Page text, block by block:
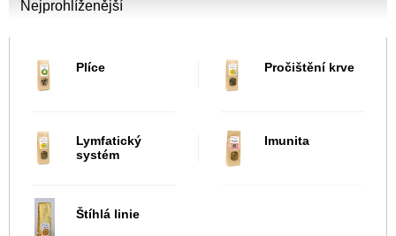
Nejprohlíženější
Plíce Pročištění krve
Lymfatický
systém
Imunita
Štíhlá linie